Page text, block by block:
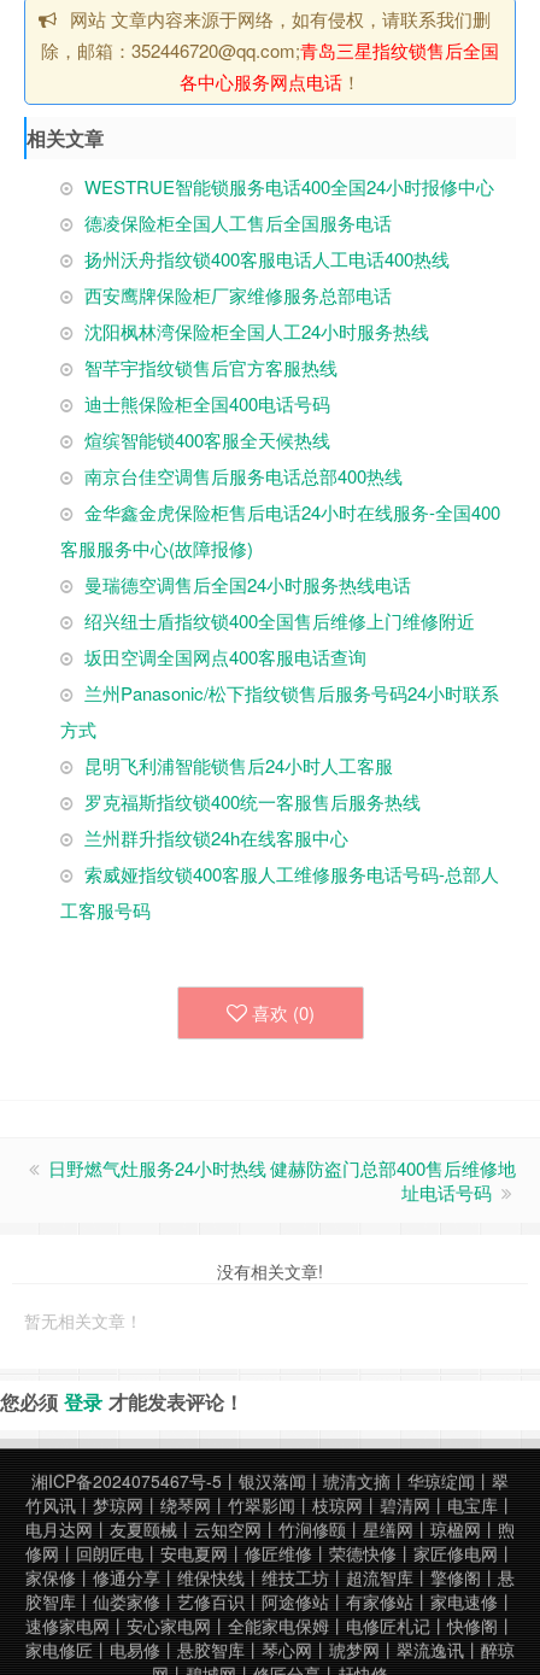
网站 文章内容来源于网络，如有侵权，请联系我们删
除，邮箱：352446720@qq.com;青岛三星指纹锁售后全国
各中心服务网点电话 ！
相关文章
WESTRUE智能锁服务电话400全国24小时报修中心
德凌保险柜全国人工售后全国服务电话
扬州沃舟指纹锁400客服电话人工电话400热线
西安鹰牌保险柜厂家维修服务总部电话
沈阳枫林湾保险柜全国人工24小时服务热线
智芊宇指纹锁售后官方客服热线
迪士熊保险柜全国400电话号码
煊缤智能锁400客服全天候热线
南京台佳空调售后服务电话总部400热线
金华鑫金虎保险柜售后电话24小时在线服务-全国400
客服服务中心(故障报修)
曼瑞德空调售后全国24小时服务热线电话
绍兴纽士盾指纹锁400全国售后维修上门维修附近
坂田空调全国网点400客服电话查询
兰州Panasonic/松下指纹锁售后服务号码24小时联系
方式
昆明飞利浦智能锁售后24小时人工客服
罗克福斯指纹锁400统一客服售后服务热线
兰州群升指纹锁24h在线客服中心
索威娅指纹锁400客服人工维修服务电话号码-总部人
工客服号码
喜欢 (0)
日野燃气灶服务24小时热线健赫防盗门总部400售后维修地
址电话号码
没有相关文章!
暂无相关文章！
您必须 登录 才能发表评论！
湘ICP备2024075467号-5 丨 银汉落闻 丨 琥清文摘 丨 华琼绽闻 丨 翠
竹风讯 丨 梦琼网 丨 绕琴网 丨 竹翠影闻 丨 枝琼网 丨 碧清网 丨 电宝库 丨
电月达网 丨 友夏颐械 丨 云知空网 丨 竹涧修颐 丨 星缮网 丨 琼楹网 丨 煦
修网 丨 回朗匠电 丨 安电夏网 丨 修匠维修 丨 荣德快修 丨 家匠修电网 丨
家保修 丨 修通分享 丨 维保快线 丨 维技工坊 丨 超流智库 丨 擎修阁 丨 悬
胶智库 丨 仙娄家修 丨 艺修百识 丨 阿途修站 丨 有家修站 丨 家电速修 丨
速修家电网 丨 安心家电网 丨 全能家电保姆 丨 电修匠札记 丨快修阁 丨
家电修匠 丨 电易修 丨 悬胶智库 丨 琴心网 丨 琥梦网 丨 翠流逸讯 丨 醉琼